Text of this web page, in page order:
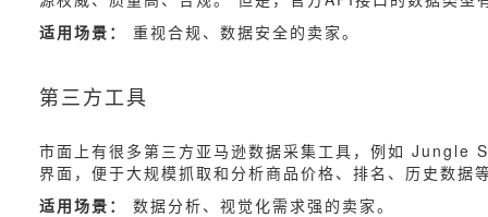
适用场景：
重视合规、数据安全的卖家。
第三方工具
市面上有很多第三方亚马逊数据采集工具，例如
界面，便于大规模抓取和分析商品价格、排名、历史数
适用场景：
数据分析、视觉化需求强的卖家。